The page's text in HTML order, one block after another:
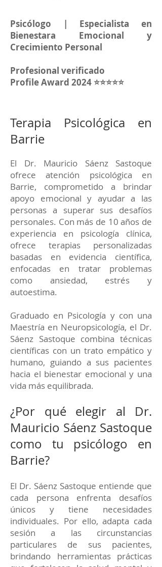
Psicólogo | Especialista en
Bienestara Emocional y
Crecimiento Personal
Profesional verificado
Profile Award 2024 ⭐⭐⭐⭐⭐
Terapia Psicológica en
Barrie
El Dr. Mauricio Sáenz Sastoque
ofrece atención psicológica en
Barrie, comprometido a brindar
apoyo emocional y ayudar a las
personas a superar sus desafíos
personales. Con más de 10 años de
experiencia en psicología clínica,
ofrece terapias personalizadas
basadas en evidencia científica,
enfocadas en tratar problemas
como ansiedad, estrés y
autoestima.
Graduado en Psicología y con una
Maestría en Neuropsicología, el Dr.
Sáenz Sastoque combina técnicas
científicas con un trato empático y
humano, guiando a sus pacientes
hacia el bienestar emocional y una
vida más equilibrada.
¿Por qué elegir al Dr.
Mauricio Sáenz Sastoque
como tu psicólogo en
Barrie?
El Dr. Sáenz Sastoque entiende que
cada persona enfrenta desafíos
únicos y tiene necesidades
individuales. Por ello, adapta cada
sesión a las circunstancias
particulares de sus pacientes,
brindando herramientas prácticas